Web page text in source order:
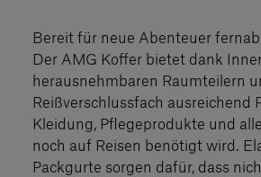
Bereit für neue Abenteuer
Der AMG Koffer bietet dank
herausnehmbaren Raumteilern
Reißverschlussfach ausreichend
Kleidung, Pflegeprodukte und
noch auf Reisen benötigt wird.
Packgurte sorgen dafür, dass